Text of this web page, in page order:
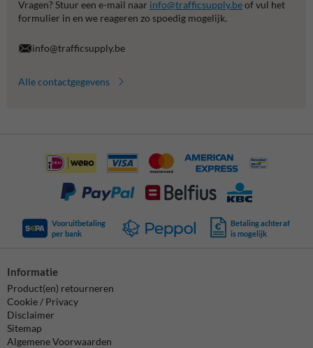
Vragen? Stuur een e-mail naar info@trafficsupply.beof vul het
formulier in en we reageren zo spoedig mogelijk.
info@trafficsupply.be
Alle contactgegevens
Vooruitbetaling
per bank
Betaling achteraf
is mogelijk
Informatie
Product(en) retourneren
Cookie / Privacy
Disclaimer
Sitemap
Algemene Voorwaarden